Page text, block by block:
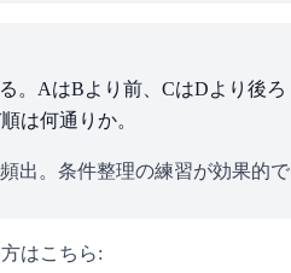
。AはBより前、CはDより後ろ
は何通りか。
出。条件整理の練習が効果的で
はこちら: